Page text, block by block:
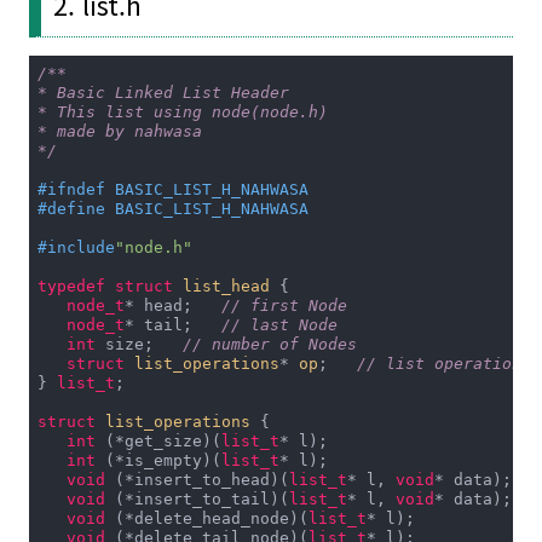
/**
* Basic Linked List Header
* This list using node(node.h)
* made by nahwasa
*/
#ifndef BASIC_LIST_H_NAHWASA
#define BASIC_LIST_H_NAHWASA
#include "node.h"
typedef struct list_head {
node_t* head;
// first Node
node_t* tail;
// last Node
int size;
// number of Nodes
struct
list_operations* op ;
// list operations
} list_t ;
struct list_operations {
int (*get_size)( list_t* l);
int (*is_empty)( list_t* l);
void (*insert_to_head)( list_t* l, void * data);
void (*insert_to_tail)( list_t* l, void * data);
void (*delete_head_node)( list_t* l);
void (*delete_tail_node)( list_t* l);